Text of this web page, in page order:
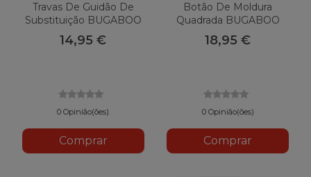
Travas De Guidão De
Substituição BUGABOO
Bee 5
14,95 €
0 Opinião(ões)
Comprar
Botão De Moldura
Quadrada BUGABOO
Cameleon 3
18,95 €
0 Opinião(ões)
Comprar